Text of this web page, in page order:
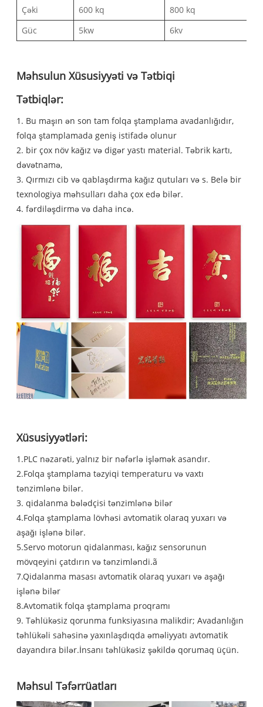
Çəki 600 kq 800 kq
Güc
5kw 6kv
Məhsulun Xüsusiyyəti və Tətbiqi
Tətbiqlər:
1. Bu maşın ən son tam folqa ştamplama avadanlığıdır,
folqa ştamplamada geniş istifadə olunur
2. bir çox növ kağız və digər yastı material. Təbrik kartı,
dəvətnamə,
3. Qırmızı cib və qablaşdırma kağız qutuları və s. Belə bir
texnologiya məhsulları daha çox edə bilər.
4. fərdiləşdirmə və daha incə.
Xüsusiyyətləri:
1.PLC nəzarəti, yalnız bir nəfərlə işləmək asandır.
2.Folqa ştamplama təzyiqi temperaturu və vaxtı
tənzimlənə bilər.
3. qidalanma bələdçisi tənzimlənə bilər
4.Folqa ştamplama lövhəsi avtomatik olaraq yuxarı və
aşağı işlənə bilər.
5.Servo motorun qidalanması, kağız sensorunun
mövqeyini çatdırın və tənzimləndi.ã
7.Qidalanma masası avtomatik olaraq yuxarı və aşağı
işlənə bilər
8.Avtomatik folqa ştamplama proqramı
9. Təhlükəsiz qorunma funksiyasına malikdir; Avadanlığın
təhlükəli sahəsinə yaxınlaşdıqda əməliyyatı avtomatik
dayandıra bilər.İnsanı təhlükəsiz şəkildə qorumaq üçün.
Məhsul Təfərrüatları